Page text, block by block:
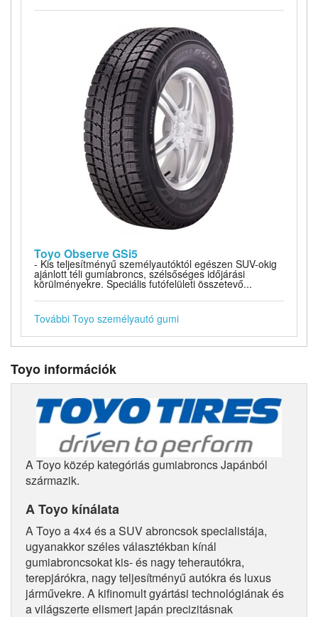
Toyo Observe GSi5
- Kis teljesítményű személyautóktól egészen SUV-okig
ajánlott téli gumiabroncs, szélsőséges időjárási
körülményekre. Speciális futófelületi összetevő...
További Toyo személyautó gumi
Toyo információk
A Toyo közép kategóriás gumiabroncs Japánból
származik.
A Toyo kínálata
A Toyo a 4x4 és a SUV abroncsok specialistája,
ugyanakkor széles választékban kínál
gumiabroncsokat kis- és nagy teherautókra,
terepjárókra, nagy teljesítményű autókra és luxus
járművekre. A kifinomult gyártási technológiának és
a világszerte elismert japán precizitásnak